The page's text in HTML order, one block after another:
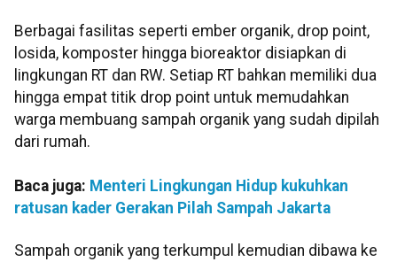
Berbagai fasilitas seperti ember organik, drop point,
losida, komposter hingga bioreaktor disiapkan di
lingkungan RT dan RW. Setiap RT bahkan memiliki dua
hingga empat titik drop point untuk memudahkan
warga membuang sampah organik yang sudah dipilah
dari rumah.
Baca juga: Menteri Lingkungan Hidup kukuhkan
ratusan kader Gerakan Pilah Sampah Jakarta
Sampah organik yang terkumpul kemudian dibawa ke